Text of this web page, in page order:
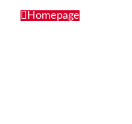
Homepage